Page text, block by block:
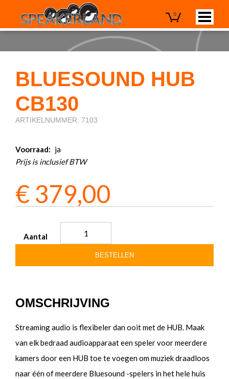
0
BLUESOUND HUB
CB130
ARTIKELNUMMER: 7103
Voorraad: ja
Prijs is inclusief BTW
€ 379,00
Aantal
BESTELLEN
OMSCHRIJVING
Streaming audio is flexibeler dan ooit met de HUB. Maak
van elk bedraad audioapparaat een speler voor meerdere
kamers door een HUB toe te voegen om muziek draadloos
naar één of meerdere Bluesound -spelers in het hele huis